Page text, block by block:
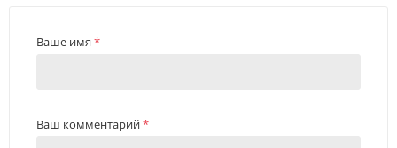
Ваше имя *
Ваш комментарий*